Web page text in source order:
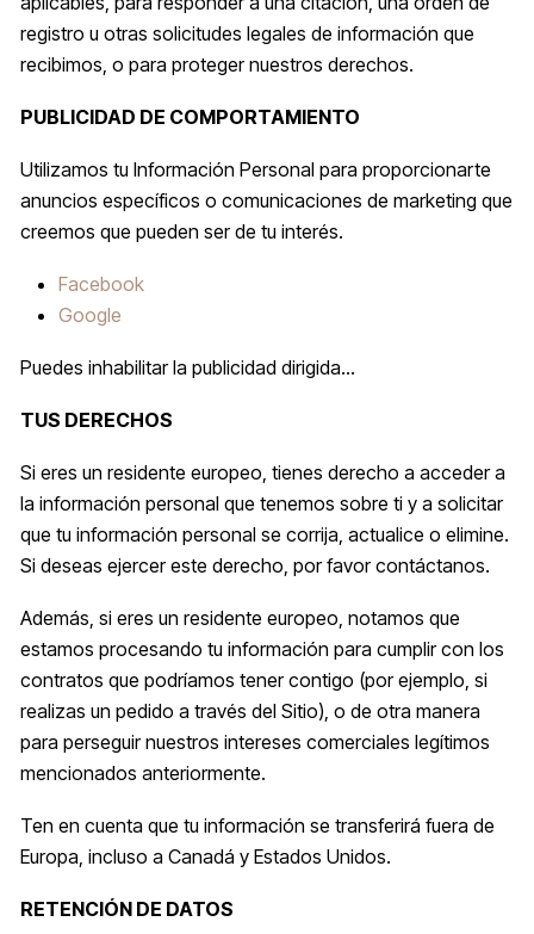
registro u otras solicitudes legales de información que
recibimos, o para proteger nuestros derechos.
PUBLICIDAD DE COMPORTAMIENTO
Utilizamos tu Información Personal para proporcionarte
anuncios específicos o comunicaciones de marketing que
creemos que pueden ser de tu interés.
Facebook
Google
Puedes inhabilitar la publicidad dirigida...
TUS DERECHOS
Si eres un residente europeo, tienes derecho a acceder a
la información personal que tenemos sobre ti y a solicitar
que tu información personal se corrija, actualice o elimine.
Si deseas ejercer este derecho, por favor contáctanos.
Además, si eres un residente europeo, notamos que
estamos procesando tu información para cumplir con los
contratos que podríamos tener contigo (por ejemplo, si
realizas un pedido a través del Sitio), o de otra manera
para perseguir nuestros intereses comerciales legítimos
mencionados anteriormente.
Ten en cuenta que tu información se transferirá fuera de
Europa, incluso a Canadá y Estados Unidos.
RETENCIÓN DE DATOS